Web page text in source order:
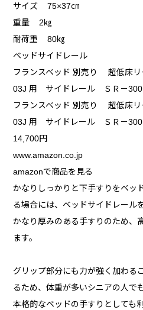
サイズ 75×37㎝
重量 2㎏
耐荷重 80㎏
ベッドサイドレール
フランスベッド 別売り 超低床
03J 用 サイドレール ＳＲ－
フランスベッド 別売り 超低床
03J 用 サイドレール ＳＲ－
14,700円
www.amazon.co.jp
amazonで商品を見る
かなりしっかりと下手すりをベッ
る場合には、ベッドサイドレール
かなり厚みのある手すりのため、
ます。
グリップ部分にも力が強く加わる
るため、体重が多いシニアの人で
本格的なベッドの手すりとしても